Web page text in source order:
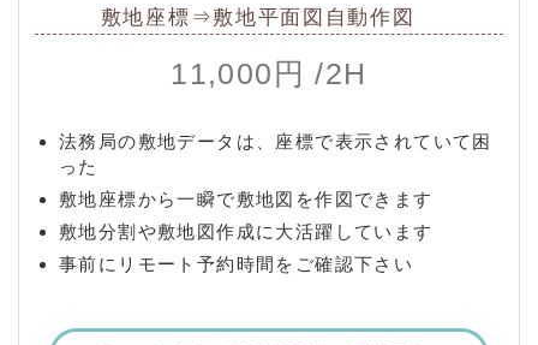
敷地座標⇒敷地平面図自動作図
11,000円 /2H
法務局の敷地データは、座標で表示されていて困
った
敷地座標から一瞬で敷地図を作図できます
敷地分割や敷地図作成に大活躍しています
事前にリモート予約時間をご確認下さい